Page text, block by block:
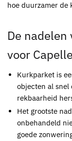
hoe duurzamer de
De nadelen
voor
Kurkparket is
objecten al snel
rekbaarheid
Het grootste
onbehandeld
goede